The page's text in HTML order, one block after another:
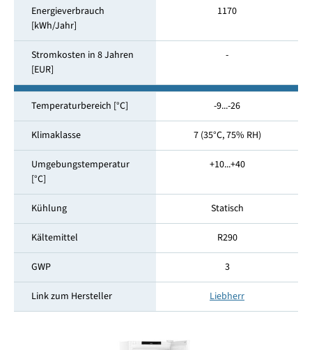
Energieverbrauch
[kWh/Jahr]
1170
Stromkosten in 8 Jahren
[EUR]
-
Temperaturbereich [°C] -9...-26
Klimaklasse 7 (35°C, 75% RH)
Umgebungstemperatur
[°C]
+10...+40
Kühlung Statisch
Kältemittel R290
GWP 3
Link zum Hersteller Liebherr